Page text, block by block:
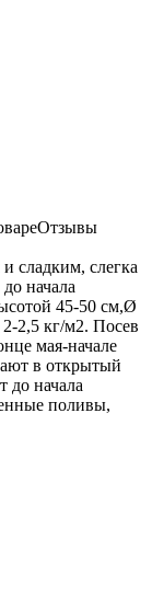
Отзывы
сладким, слегка
начала
45-50 см,Ø
2,5 кг/м2. Посев
мая-начале
в открытый
до начала
поливы,